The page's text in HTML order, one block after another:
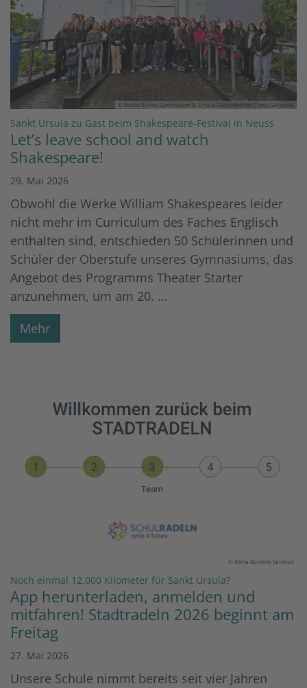
© Bischöfliches Gymnasium St. Ursula Geilenkirchen (Tanja Sakowski)
Sankt Ursula zu Gast beim Shakespeare-Festival in Neuss
Let’s leave school and watch
Shakespeare!
29. Mai 2026
Obwohl die Werke William Shakespeares leider
nicht mehr im Curriculum des Faches Englisch
enthalten sind, entschieden 50 Schülerinnen und
Schüler der Oberstufe unseres Gymnasiums, das
Angebot des Programms Theater Starter
anzunehmen, um am 20. ...
Mehr
© Klima-Bündnis Services
Noch einmal 12.000 Kilometer für Sankt Ursula?:
App herunterladen, anmelden und
mitfahren! Stadtradeln 2026 beginnt am
Freitag
27. Mai 2026
Unsere Schule nimmt bereits seit vier Jahren